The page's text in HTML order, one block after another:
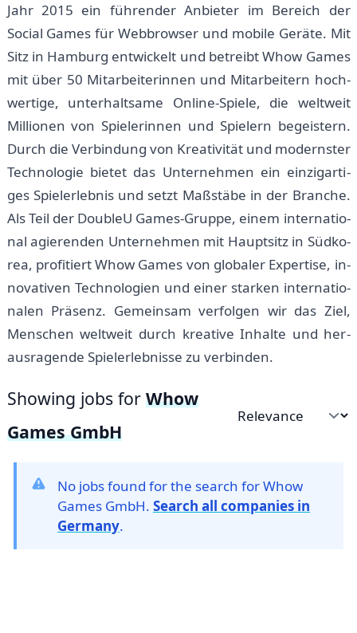
Jahr 2015 ein füh­ren­der An­bie­ter im Be­reich der
Social Games für Web­brow­ser und mo­bi­le Ge­rä­te. Mit
Sitz in Hamburg ent­wick­elt und be­treibt Whow Games
mit über 50 Mit­ar­bei­ter­in­nen und Mit­ar­bei­tern hoch­
wer­ti­ge, un­ter­halt­sa­me On­line-Spie­le, die welt­weit
Mil­li­on­en von Spie­ler­in­nen und Spie­lern be­geis­tern.
Durch die Ver­bin­dung von Kre­a­ti­vi­tät und mo­derns­ter
Tech­no­lo­gie bie­tet das Un­ter­neh­men ein ein­zig­ar­ti­
ges Spiel­er­leb­nis und setzt Maß­stä­be in der Bran­che.
Als Teil der DoubleU Games-Grup­pe, einem in­ter­na­tio­
nal agie­ren­den Un­ter­neh­men mit Haupt­sitz in Süd­ko­
re­a, pro­fi­tiert Whow Games von glo­ba­ler Ex­per­ti­se, in­
no­va­ti­ven Tech­no­lo­gi­en und einer star­ken in­ter­na­tio­
na­len Prä­senz. Ge­mein­sam ver­fol­gen wir das Ziel,
Men­schen welt­weit durch kre­a­ti­ve In­hal­te und her­
aus­ra­gen­de Spiel­er­leb­nis­se zu ver­bin­den.
Showing jobs for Whow
Games GmbH
Sort by
No jobs found for the search for Whow
Games GmbH. Search all companies in
Germany.